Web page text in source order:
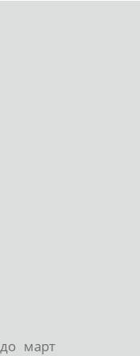
март